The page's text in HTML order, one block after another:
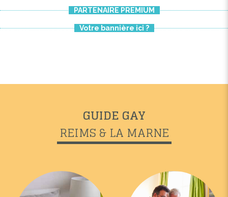
PARTENAIRE PREMIUM
Votre bannière ici ?
GUIDE GAY
REIMS & LA MARNE